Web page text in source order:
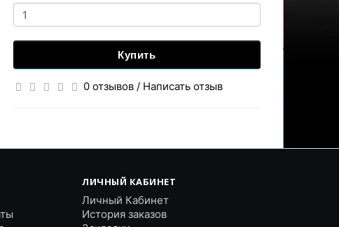
Купить
0 отзывов/ Написать отзыв
ЛИЧНЫЙ КАБИНЕТ
Личный Кабинет
История заказов